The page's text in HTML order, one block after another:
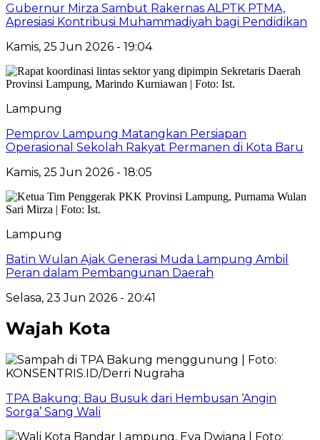
Gubernur Mirza Sambut Rakernas ALPTK PTMA,
Apresiasi Kontribusi Muhammadiyah bagi Pendidikan
Kamis, 25 Jun 2026 - 19:04
Lampung
Pemprov Lampung Matangkan Persiapan
Operasional Sekolah Rakyat Permanen di Kota Baru
Kamis, 25 Jun 2026 - 18:05
Lampung
Batin Wulan Ajak Generasi Muda Lampung Ambil
Peran dalam Pembangunan Daerah
Selasa, 23 Jun 2026 - 20:41
Wajah Kota
TPA Bakung: Bau Busuk dari Hembusan ‘Angin
Sorga’ Sang Wali